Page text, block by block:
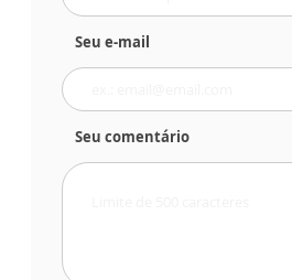
Seu e-mail
Seu comentário